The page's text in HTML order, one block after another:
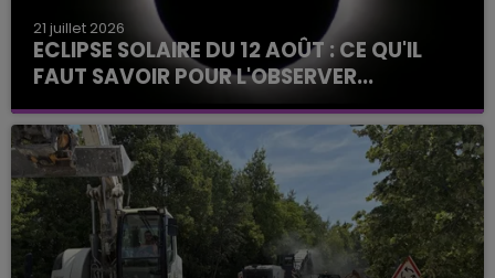
21 juillet 2026
ECLIPSE SOLAIRE DU 12 AOÛT : CE QU'IL
FAUT SAVOIR POUR L'OBSERVER...